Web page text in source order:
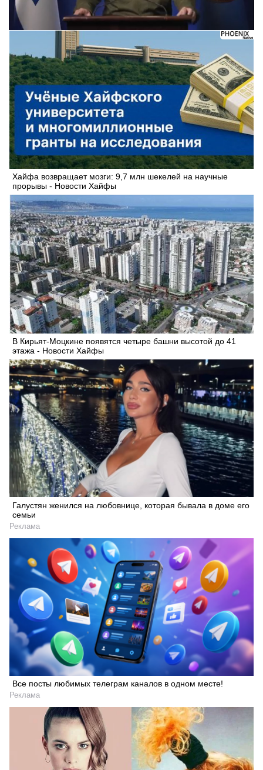
Следующее видео через 5 Отмена
Хайфа возвращает мозги: 9,7 млн шекелей на научные
прорывы - Новости Хайфы
В Кирьят-Моцкине появятся четыре башни высотой до 41
этажа - Новости Хайфы
Галустян женился на любовнице, которая бывала в доме его
семьи
Реклама
Все посты любимых телеграм каналов в одном месте!
Реклама